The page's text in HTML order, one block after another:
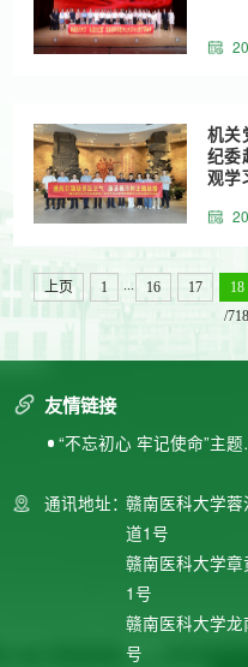
机关
纪委
观学
上页 1 ... 16 17 18
/
友情链接
“不忘初心 牢记使命”主题
通讯地址：赣南医科大学
道1号
赣南医科大学
1号
赣南医科大学
号